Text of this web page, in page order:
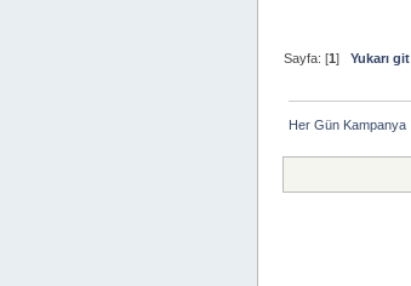
Sayfa: [1]Yukarı git
Her Gün Kampanya